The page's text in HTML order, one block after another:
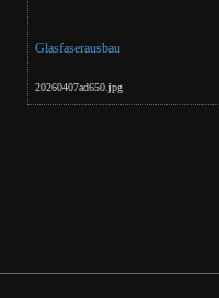
Glasfaserausbau
20260407ad650.jpg